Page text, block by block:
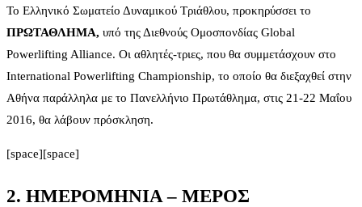
Το Ελληνικό Σωματείο Δυναμικού Τριάθλου, προκηρύσσει το
ΠΡΩΤΑΘΛΗΜΑ, υπό της Διεθνούς Ομοσπονδίας Global
Powerlifting Alliance. Οι αθλητές-τριες, που θα συμμετάσχουν στο
International Powerlifting Championship, το οποίο θα διεξαχθεί στην
Αθήνα παράλληλα με το Πανελλήνιο Πρωτάθλημα, στις 21-22 Μαΐου
2016, θα λάβουν πρόσκληση.
[space][space]
2. ΗΜΕΡΟΜΗΝΙΑ – ΜΕΡΟΣ